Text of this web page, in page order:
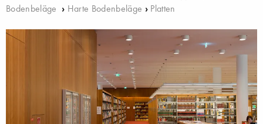
Bodenbeläge › Harte Bodenbeläge › Platten